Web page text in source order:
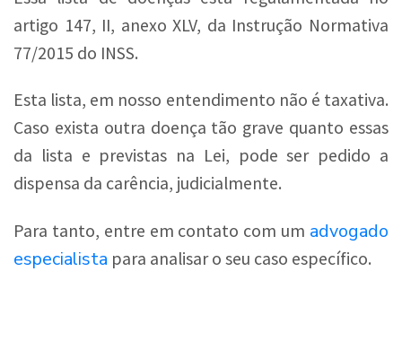
artigo 147, II, anexo XLV, da Instrução Normativa
77/2015 do INSS.
Esta lista, em nosso entendimento não é taxativa.
Caso exista outra doença tão grave quanto essas
da lista e previstas na Lei, pode ser pedido a
dispensa da carência, judicialmente.
Para tanto, entre em contato com um advogado
especialista para analisar o seu caso específico.